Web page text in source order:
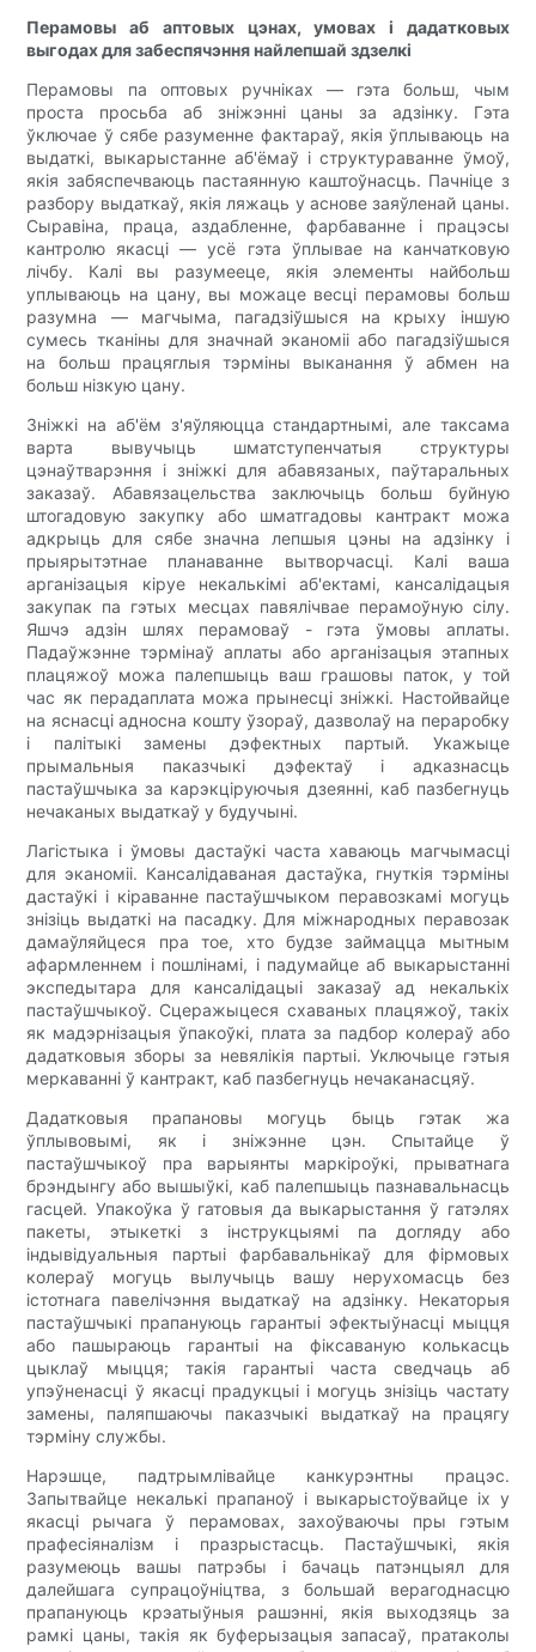
Перамовы аб аптовых цэнах, умовах і дадатковых
выгодах для забеспячэння найлепшай здзелкі
Перамовы па оптовых ручніках — гэта больш, чым
проста просьба аб зніжэнні цаны за адзінку. Гэта
ўключае ў сябе разуменне фактараў, якія ўплываюць на
выдаткі, выкарыстанне аб'ёмаў і структураванне ўмоў,
якія забяспечваюць пастаянную каштоўнасць. Пачніце з
разбору выдаткаў, якія ляжаць у аснове заяўленай цаны.
Сыравіна, праца, аздабленне, фарбаванне і працэсы
кантролю якасці — усё гэта ўплывае на канчатковую
лічбу. Калі вы разумееце, якія элементы найбольш
уплываюць на цану, вы можаце весці перамовы больш
разумна — магчыма, пагадзіўшыся на крыху іншую
сумесь тканіны для значнай эканоміі або пагадзіўшыся
на больш працяглыя тэрміны выканання ў абмен на
больш нізкую цану.
Зніжкі на аб'ём з'яўляюцца стандартнымі, але таксама
варта вывучыць шматступенчатыя структуры
цэнаўтварэння і зніжкі для абавязаных, паўтаральных
заказаў. Абавязацельства заключыць больш буйную
штогадовую закупку або шматгадовы кантракт можа
адкрыць для сябе значна лепшыя цэны на адзінку і
прыярытэтнае планаванне вытворчасці. Калі ваша
арганізацыя кіруе некалькімі аб'ектамі, кансалідацыя
закупак па гэтых месцах павялічвае перамоўную сілу.
Яшчэ адзін шлях перамоваў - гэта ўмовы аплаты.
Падаўжэнне тэрмінаў аплаты або арганізацыя этапных
плацяжоў можа палепшыць ваш грашовы паток, у той
час як перадаплата можа прынесці зніжкі. Настойвайце
на яснасці адносна кошту ўзораў, дазволаў на пераробку
і палітыкі замены дэфектных партый. Укажыце
прымальныя паказчыкі дэфектаў і адказнасць
пастаўшчыка за карэкціруючыя дзеянні, каб пазбегнуць
нечаканых выдаткаў у будучыні.
Лагістыка і ўмовы дастаўкі часта хаваюць магчымасці
для эканоміі. Кансалідаваная дастаўка, гнуткія тэрміны
дастаўкі і кіраванне пастаўшчыком перавозкамі могуць
знізіць выдаткі на пасадку. Для міжнародных перавозак
дамаўляйцеся пра тое, хто будзе займацца мытным
афармленнем і пошлінамі, і падумайце аб выкарыстанні
экспедытара для кансалідацыі заказаў ад некалькіх
пастаўшчыкоў. Сцеражыцеся схаваных плацяжоў, такіх
як мадэрнізацыя ўпакоўкі, плата за падбор колераў або
дадатковыя зборы за невялікія партыі. Уключыце гэтыя
меркаванні ў кантракт, каб пазбегнуць нечаканасцяў.
Дадатковыя прапановы могуць быць гэтак жа
ўплывовымі, як і зніжэнне цэн. Спытайце ў
пастаўшчыкоў пра варыянты маркіроўкі, прыватнага
брэндынгу або вышыўкі, каб палепшыць пазнавальнасць
гасцей. Упакоўка ў гатовыя да выкарыстання ў гатэлях
пакеты, этыкеткі з інструкцыямі па догляду або
індывідуальныя партыі фарбавальнікаў для фірмовых
колераў могуць вылучыць вашу нерухомасць без
істотнага павелічэння выдаткаў на адзінку. Некаторыя
пастаўшчыкі прапануюць гарантыі эфектыўнасці мыцця
або пашыраюць гарантыі на фіксаваную колькасць
цыклаў мыцця; такія гарантыі часта сведчаць аб
упэўненасці ў якасці прадукцыі і могуць знізіць частату
замены, паляпшаючы паказчыкі выдаткаў на працягу
тэрміну службы.
Нарэшце, падтрымлівайце канкурэнтны працэс.
Запытвайце некалькі прапаноў і выкарыстоўвайце іх у
якасці рычага ў перамовах, захоўваючы пры гэтым
прафесіяналізм і празрыстасць. Пастаўшчыкі, якія
разумеюць вашы патрэбы і бачаць патэнцыял для
далейшага супрацоўніцтва, з большай верагоднасцю
прапануюць крэатыўныя рашэнні, якія выходзяць за
рамкі цаны, такія як буферызацыя запасаў, пратаколы